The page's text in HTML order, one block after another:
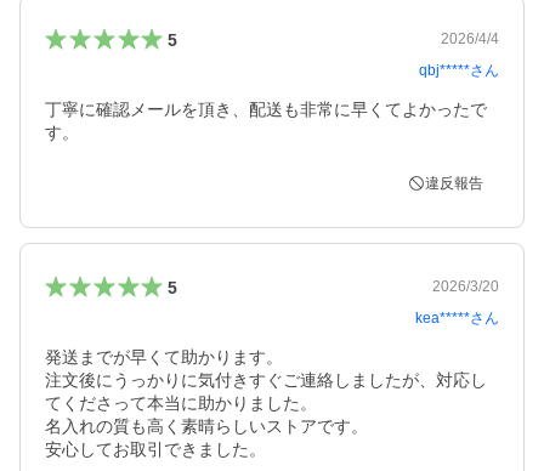
5
2026/4/4
qbj*****さん
丁寧に確認メールを頂き、配送も非常に早くてよかったで
す。
違反報告
5
2026/3/20
kea*****さん
発送までが早くて助かります。
注文後にうっかりに気付きすぐご連絡しましたが、対応し
てくださって本当に助かりました。
名入れの質も高く素晴らしいストアです。
安心してお取引できました。